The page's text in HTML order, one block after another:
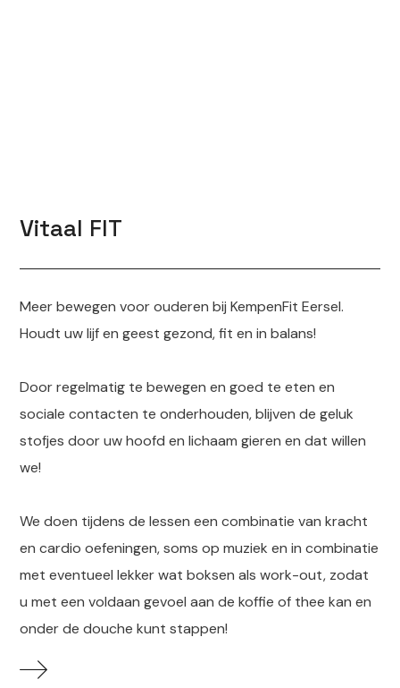
Vitaal FIT
Meer bewegen voor ouderen bij KempenFit Eersel.
Houdt uw lijf en geest gezond, fit en in balans!
Door regelmatig te bewegen en goed te eten en
sociale contacten te onderhouden, blijven de geluk
stofjes door uw hoofd en lichaam gieren en dat willen
we!
We doen tijdens de lessen een combinatie van kracht
en cardio oefeningen, soms op muziek en in combinatie
met eventueel lekker wat boksen als work-out, zodat
u met een voldaan gevoel aan de koffie of thee kan en
onder de douche kunt stappen!